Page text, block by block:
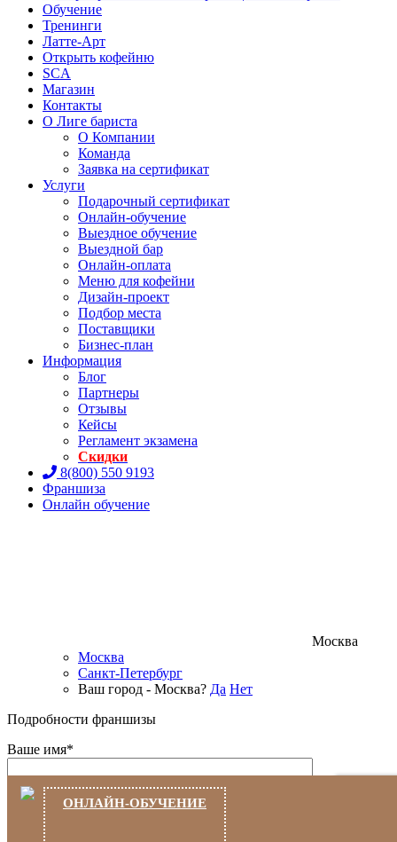
Обучение
Тренинги
Латте-Арт
Открыть кофейню
SCA
Магазин
Контакты
О Лиге бариста
О Компании
Команда
Заявка на сертификат
Услуги
Подарочный сертификат
Онлайн-обучение
Выездное обучение
Выездной бар
Онлайн-оплата
Меню для кофейни
Дизайн-проект
Подбор места
Поставщики
Бизнес-план
Информация
Блог
Партнеры
Отзывы
Кейсы
Регламент экзамена
Скидки
8(800) 550 9193
Франшиза
Онлайн обучение
Москва
Москва
Санкт-Петербург
Ваш город - Москва? Да Нет
Подробности франшизы
Ваше имя*
Ваш телефон*ОНЛАЙН-ОБУЧЕНИЕ